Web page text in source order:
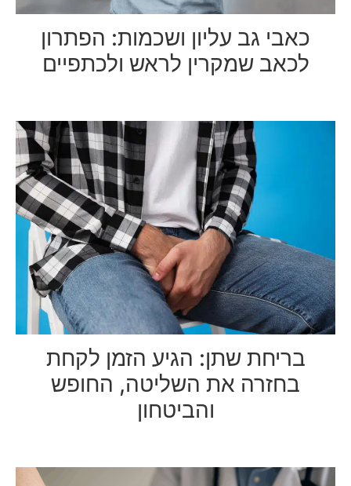
כאבי גב עליון ושכמות: הפתרון
לכאב שמקרין לראש ולכתפיים
בריחת שתן: הגיע הזמן לקחת
בחזרה את השליטה, החופש
והביטחון